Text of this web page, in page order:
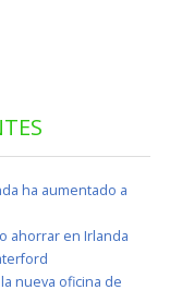
ha aumentado a
ahorrar en Irlanda
nueva oficina de